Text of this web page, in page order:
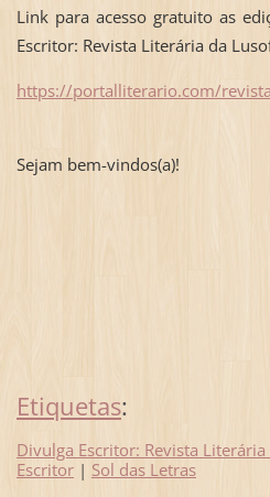
Link para acesso gratuito as
Escritor: Revista Literária da
https://portalliterario.com/
Sejam bem-vindos(a)!
Etiquetas:
Divulga Escritor: Revista
Escritor | Sol das Letras